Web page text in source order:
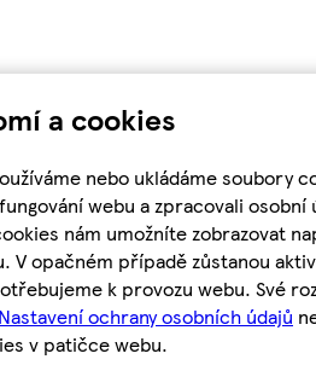
a cookies
nebo ukládáme soubory
webu a zpracovali osobní
nám umožníte zobrazovat
V opačném případě zůstanou
k provozu webu. Své
Nastavení ochrany osobních údajů
v patičce webu.